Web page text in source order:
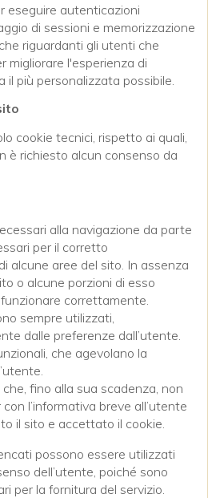
eseguire autenticazioni
di sessioni e memorizzazione
riguardanti gli utenti che
migliorare l'esperienza di
il più personalizzata possibile.
cookie tecnici, rispetto ai quali,
è richiesto alcun consenso da
alla navigazione da parte
per il corretto
alcune aree del sito. In assenza
o alcune porzioni di esso
correttamente.
sempre utilizzati,
dalle preferenze dall’utente.
che agevolano la
fino alla sua scadenza, non
l’informativa breve all’utente
il sito e accettato il cookie.
possono essere utilizzati
dell’utente, poiché sono
per la fornitura del servizio.